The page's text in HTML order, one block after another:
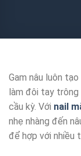
Gam nâu luôn
làm đôi tay trông
cầu kỳ. Với nail
nhẹ nhàng đến
để hợp với nhiều